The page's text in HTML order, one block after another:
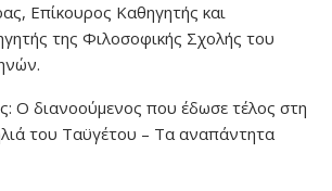
Επίκουρος Καθηγητής και
της Φιλοσοφικής Σχολής του
Ο διανοούμενος που έδωσε τέλος στη
του Ταϋγέτου – Τα αναπάντητα